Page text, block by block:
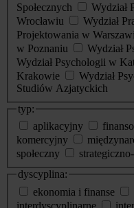
Społecznych
Wydział
Wrocławiu
Wydział
Projektowania w
w Poznaniu
Wydział
Wydział Psychologii w
Krakowie
Wydział
Studiów Azjatyckich
typ:
aplikacyjny
komercyjny
społeczny
dyscyplina:
ekonomia i finanse
interdyscyplinarne